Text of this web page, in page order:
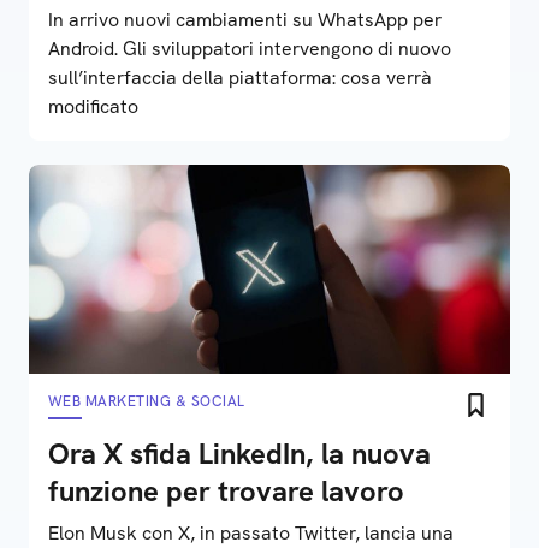
In arrivo nuovi cambiamenti su WhatsApp per
Android. Gli sviluppatori intervengono di nuovo
sull’interfaccia della piattaforma: cosa verrà
modificato
WEB MARKETING & SOCIAL
Ora X sfida LinkedIn, la nuova
funzione per trovare lavoro
Elon Musk con X, in passato Twitter, lancia una